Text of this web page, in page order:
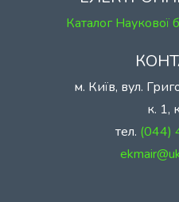
Каталог Наукової
м. Київ, вул.
к. 1,
тел. (044)
We collect and process your
Acknowledgement and
To learn more, please read our